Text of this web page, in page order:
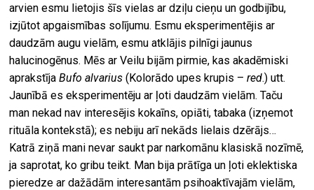
arvien esmu lietojis šīs vielas ar dziļu cieņu un godbijību,
izjūtot apgaismības solījumu. Esmu eksperimentējis ar
daudzām augu vielām, esmu atklājis pilnīgi jaunus
halucinogēnus. Mēs ar Veilu bijām pirmie, kas akadēmiski
aprakstījaBufo alvarius (Kolorādo upes krupis –red.) utt.
Jaunībā es eksperimentēju ar ļoti daudzām vielām. Taču
man nekad nav interesējis kokaīns, opiāti, tabaka (izņemot
rituāla kontekstā); es nebiju arī nekāds lielais dzērājs…
Katrā ziņā mani nevar saukt par narkomānu klasiskā nozīmē,
ja saprotat, ko gribu teikt. Man bija prātīga un ļoti eklektiska
pieredze ar dažādām interesantām psihoaktīvajām vielām,